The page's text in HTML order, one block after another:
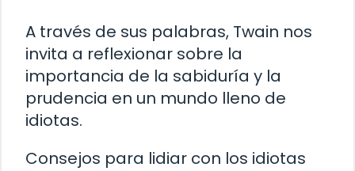
A través de sus palabras, Twain nos
invita a reflexionar sobre la
importancia de la sabiduría y la
prudencia en un mundo lleno de
idiotas.
Consejos para lidiar con los idiotas